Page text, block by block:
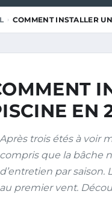
COMMENT INSTALLER
EN
Après trois étés à voir
compris que la bâche
d’entretien par saison.
au premier vent.